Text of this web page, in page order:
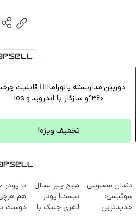
تلگرام
فیسبوک
دوربین مداربسته پانوراما👈🏻 قابلیت
360°و سازگار با اندروید و ios
تخفیف ویژه!
دندان مصنوعی
سوئیسی:
جدیدترین
هیچ چیز محال
نیست! پودر
لاغری جلبک با
با پودر
هم
دوست